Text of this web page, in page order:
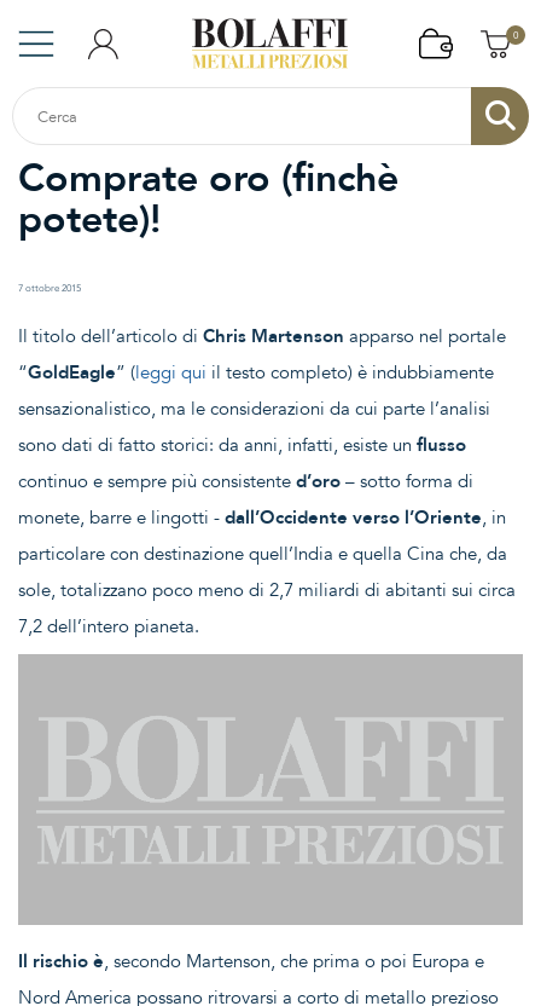
0
Comprate oro (finchè
potete)!
7 ottobre 2015
Il titolo dell’articolo di Chris Martenson apparso nel portale
“GoldEagle” (leggi qui il testo completo) è indubbiamente
sensazionalistico, ma le considerazioni da cui parte l’analisi
sono dati di fatto storici: da anni, infatti, esiste un flusso
continuo e sempre più consistente d’oro – sotto forma di
monete, barre e lingotti - dall’Occidente verso l’Oriente, in
particolare con destinazione quell’India e quella Cina che, da
sole, totalizzano poco meno di 2,7 miliardi di abitanti sui circa
7,2 dell’intero pianeta.
Il rischio è, secondo Martenson, che prima o poi Europa e
Nord America possano ritrovarsi a corto di metallo prezioso